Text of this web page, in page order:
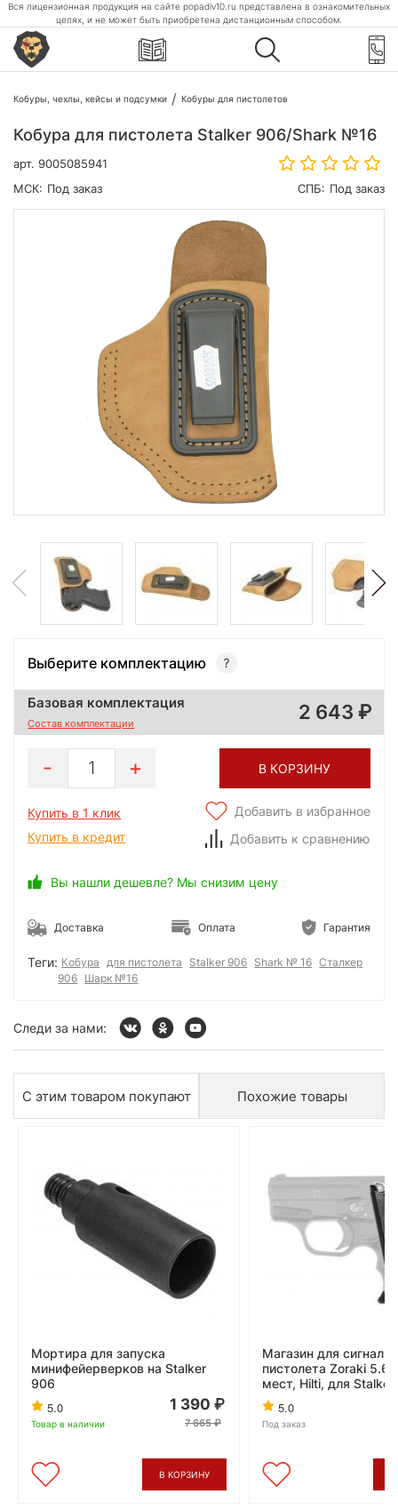
Вся лицензионная продукция на сайте popadiv10.ru представлена в ознакомительных
целях, и не может быть приобретена дистанционным способом.
Кобуры, чехлы, кейсы и подсумки Кобуры для пистолетов
Кобура для пистолета Stalker 906/Shark №16
арт. 9005085941
МСК: Под заказ СПБ: Под заказ
Выберите комплектацию
Базовая комплектация
Состав комплектации 2 643
1 В КОРЗИНУ
Купить в 1 клик
Купить в кредит
Добавить в избранное
Добавить к сравнению
Вы нашли дешевле? Мы снизим цену
Доставка Оплата Гарантия
Теги: Кобура для пистолета Stalker 906 Shark № 16 Сталкер
906 Шарк №16
Следи за нами:
С этим товаром покупают Похожие товары
Мортира для запуска
минифейерверков на Stalker
906
5.0
Товар в наличии
1 390
7 665
В КОРЗИНУ
Магазин для
пистолета Zoraki
мест, Hilti, для
5.0
Под заказ